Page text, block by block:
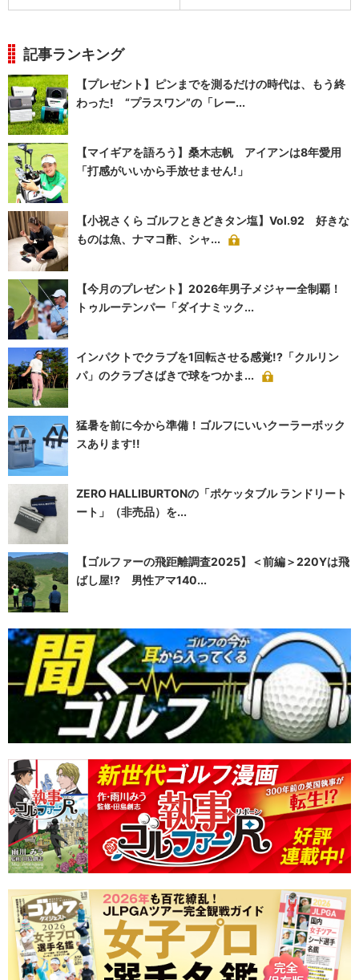
記事ランキング
【プレゼント】ピンまでを測るだけの時代は、もう終
わった! “プラスワン”の「レー...
【マイギアを語ろう】桑木志帆 アイアンは8年愛用
「打感がいいから手放せません!」
【小祝さくら ゴルフときどきタン塩】Vol.92 好きな
ものは魚、ナマコ酢、シャ...
【今月のプレゼント】2026年男子メジャー全制覇！
トゥルーテンパー「ダイナミック...
インパクトでクラブを1回転させる感覚!?「クルリン
パ」のクラブさばきで球をつかま...
猛暑を前に今から準備！ゴルフにいいクーラーボック
スあります!!
ZERO HALLIBURTONの「ポケッタブル ランドリート
ート」（非売品）を...
【ゴルファーの飛距離調査2025】＜前編＞220Yは飛
ばし屋!? 男性アマ140...